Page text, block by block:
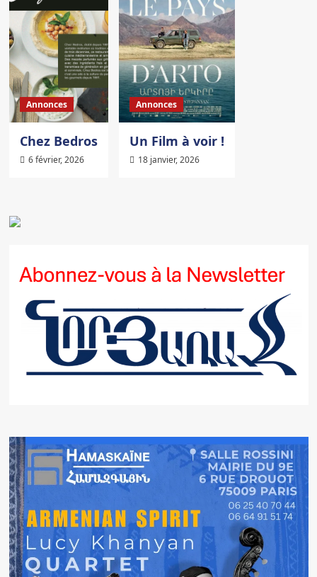
Annonces
Chez Bedros
6 février, 2026
Annonces
Un Film à voir !
18 janvier, 2026